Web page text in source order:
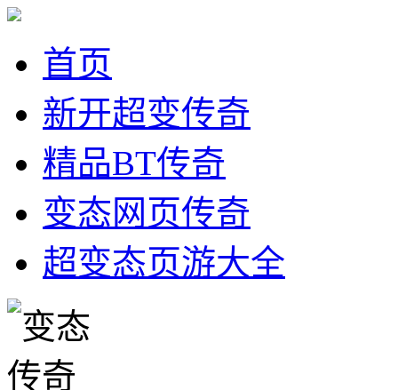
首页
新开超变传奇
精品BT传奇
变态网页传奇
超变态页游大全